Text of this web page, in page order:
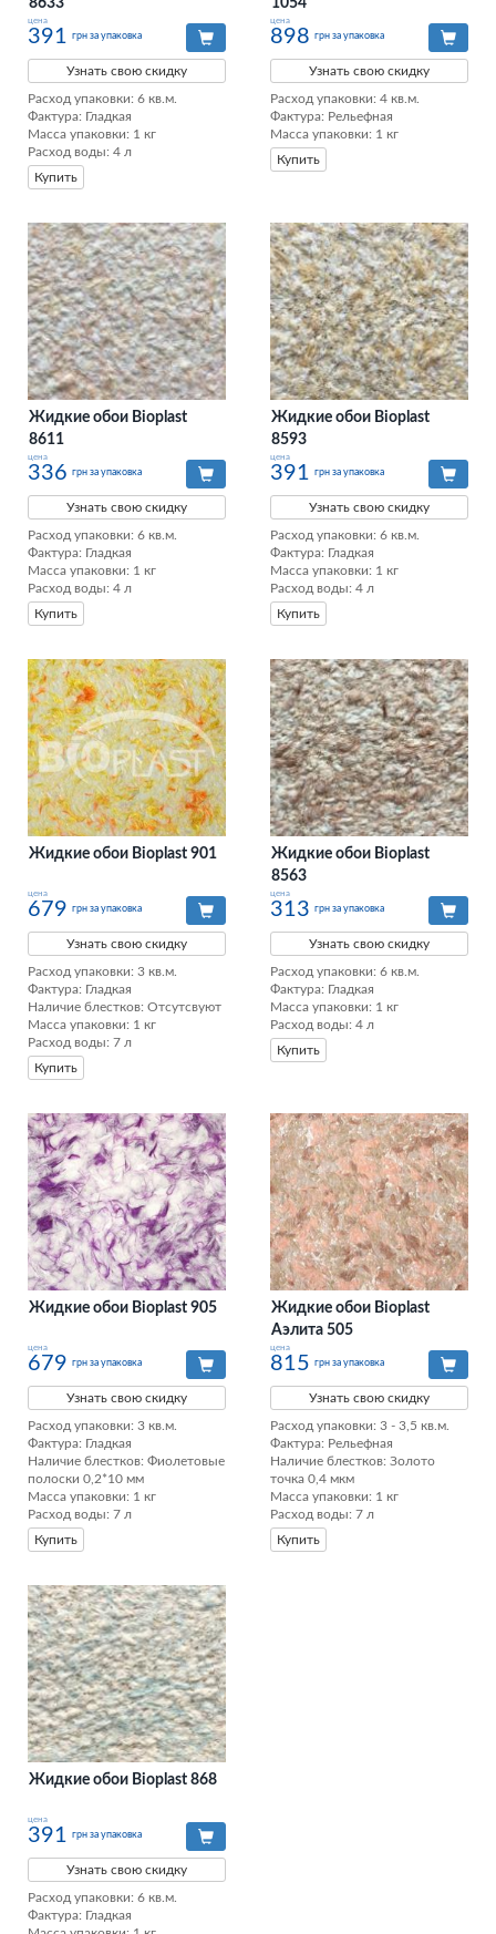
8633
цена
391 грн за упаковка
Узнать свою скидку
Расход упаковки: 6 кв.м.
Фактура: Гладкая
Масса упаковки: 1 кг
Расход воды: 4 л
Купить
1054
цена
898 грн за упаковка
Узнать свою скидку
Расход упаковки: 4 кв.м.
Фактура: Рельефная
Масса упаковки: 1 кг
Купить
Жидкие обои Bioplast
8611
цена
336 грн за упаковка
Узнать свою скидку
Расход упаковки: 6 кв.м.
Фактура: Гладкая
Масса упаковки: 1 кг
Расход воды: 4 л
Купить
Жидкие обои Bioplast
8593
цена
391 грн за упаковка
Узнать свою скидку
Расход упаковки: 6 кв.м.
Фактура: Гладкая
Масса упаковки: 1 кг
Расход воды: 4 л
Купить
Жидкие обои Bioplast 901
цена
679 грн за упаковка
Узнать свою скидку
Расход упаковки: 3 кв.м.
Фактура: Гладкая
Наличие блестков: Отсутсвуют
Масса упаковки: 1 кг
Расход воды: 7 л
Купить
Жидкие обои Bioplast
8563
цена
313 грн за упаковка
Узнать свою скидку
Расход упаковки: 6 кв.м.
Фактура: Гладкая
Масса упаковки: 1 кг
Расход воды: 4 л
Купить
Жидкие обои Bioplast 905
цена
679 грн за упаковка
Узнать свою скидку
Расход упаковки: 3 кв.м.
Фактура: Гладкая
Наличие блестков: Фиолетовые
полоски 0,2*10 мм
Масса упаковки: 1 кг
Расход воды: 7 л
Купить
Жидкие обои Bioplast
Aэлита 505
цена
815 грн за упаковка
Узнать свою скидку
Расход упаковки: 3 - 3,5 кв.м.
Фактура: Рельефная
Наличие блестков: Золото
точка 0,4 мкм
Масса упаковки: 1 кг
Расход воды: 7 л
Купить
Жидкие обои Bioplast 868
цена
391 грн за упаковка
Узнать свою скидку
Расход упаковки: 6 кв.м.
Фактура: Гладкая